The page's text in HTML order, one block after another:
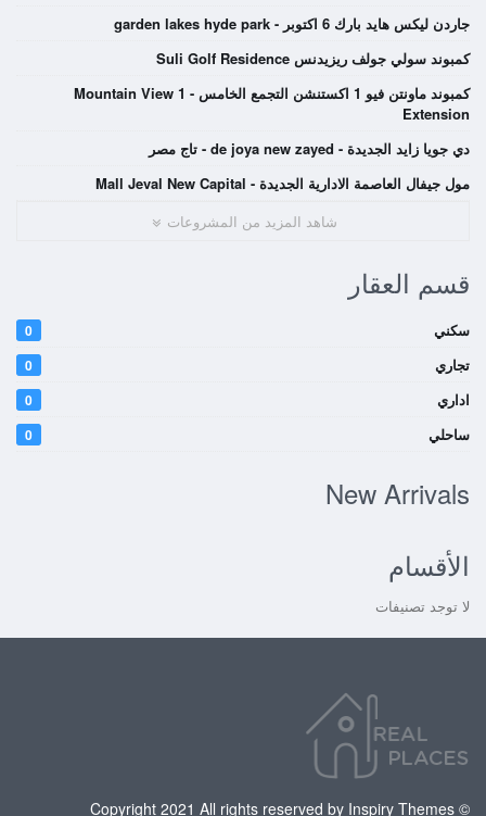
جاردن ليكس هايد بارك 6 اكتوبر - garden lakes hyde park
كمبوند سولي جولف ريزيدنس Suli Golf Residence
كمبوند ماونتن فيو 1 اكستنشن التجمع الخامس - Mountain View 1
Extension
دي جويا زايد الجديدة - de joya new zayed - تاج مصر
مول جيفال العاصمة الادارية الجديدة - Mall Jeval New Capital
شاهد المزيد من المشروعات
قسم العقار
سكني 0
تجاري 0
اداري 0
ساحلي 0
New Arrivals
الأقسام
لا توجد تصنيفات
© Copyright 2021 All rights reserved by Inspiry Themes